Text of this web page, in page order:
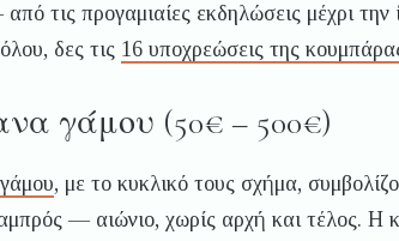
τις προγαμιαίες εκδηλώσεις μέχρι την
δες τις 16 υποχρεώσεις της
γάμου (50€ – 500€)
, με το κυκλικό τους σχήμα,
— αιώνιο, χωρίς αρχή και τέλος. Η